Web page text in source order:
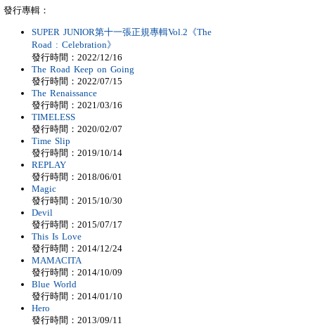
發行專輯：
SUPER JUNIOR第十一張正規專輯Vol.2《The
Road : Celebration》
發行時間：2022/12/16
The Road Keep on Going
發行時間：2022/07/15
The Renaissance
發行時間：2021/03/16
TIMELESS
發行時間：2020/02/07
Time Slip
發行時間：2019/10/14
REPLAY
發行時間：2018/06/01
Magic
發行時間：2015/10/30
Devil
發行時間：2015/07/17
This Is Love
發行時間：2014/12/24
MAMACITA
發行時間：2014/10/09
Blue World
發行時間：2014/01/10
Hero
發行時間：2013/09/11